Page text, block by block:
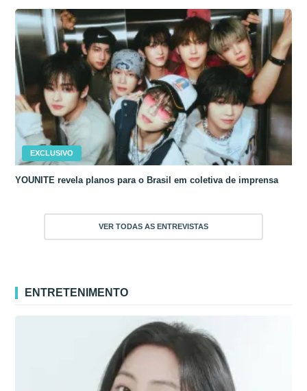
EXCLUSIVO
YOUNITE revela planos para o Brasil em coletiva de imprensa
VER TODAS AS ENTREVISTAS
ENTRETENIMENTO